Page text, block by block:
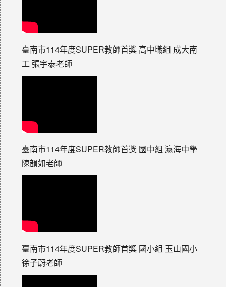
臺南市114年度SUPER教師首獎 高中職組 成大南
工 張宇泰老師
臺南市114年度SUPER教師首獎 國中組 瀛海中學
陳韻如老師
臺南市114年度SUPER教師首獎 國小組 玉山國小
徐子蔚老師